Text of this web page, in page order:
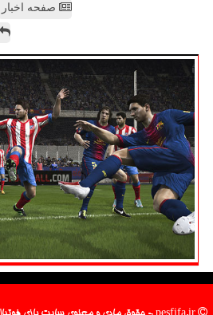
صفحه اخبار